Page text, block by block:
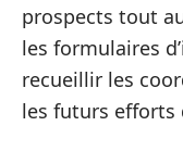
prospects tout
les formulaires
recueillir les
les futurs efforts